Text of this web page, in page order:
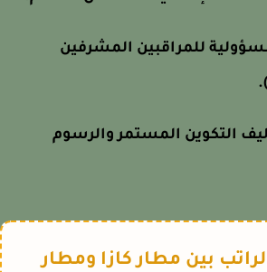
للمراقبين المشرفين
التكوين المستمر والرسوم
بين مطار كازا ومطار